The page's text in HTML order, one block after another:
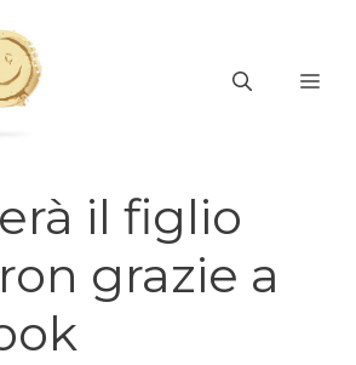
il figlio
grazie a